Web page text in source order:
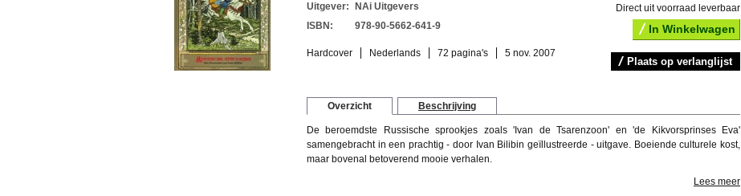
Direct uit voorraad leverbaar
In Winkelwagen
Plaats op verlanglijst
Uitgever:
NAi Uitgevers
ISBN:
978-90-5662-641-9
Hardcover Nederlands 72 pagina's 5 nov. 2007
Overzicht Beschrijving
De beroemdste Russische sprookjes zoals 'Ivan de Tsarenzoon' en 'de Kikvorsprinses Eva'
samengebracht in een prachtig - door Ivan Bilibin geïllustreerde - uitgave. Boeiende culturele kost,
maar bovenal betoverend mooie verhalen.
Lees meer